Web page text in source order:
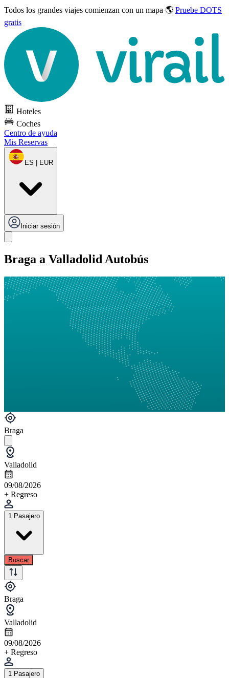
Todos los grandes viajes comienzan con un mapa 🌎 Pruebe DOTS
gratis
Hoteles
Coches
Centro de ayuda
Mis Reservas
ES | EUR
Iniciar sesión
Braga a Valladolid Autobús
Braga
Valladolid
09/08/2026
+ Regreso
1 Pasajero
Buscar
Braga
Valladolid
09/08/2026
+ Regreso
1 Pasajero